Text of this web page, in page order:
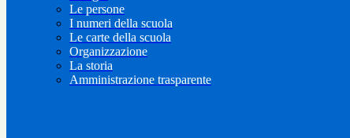
Le persone
I numeri della scuola
Le carte della scuola
Organizzazione
La storia
Amministrazione trasparente